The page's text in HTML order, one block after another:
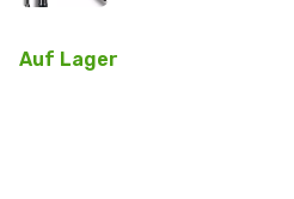
Auf Lager